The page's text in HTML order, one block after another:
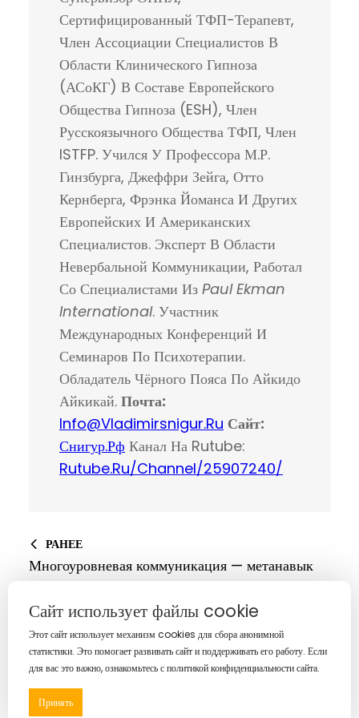
Сертифицированный ТФП-Терапевт,
Член Ассоциации Специалистов В
Области Клинического Гипноза
(АСоКГ) В Составе Европейского
Общества Гипноза (ESH), Член
Русскоязычного Общества ТФП, Член
ISTFP. Учился У Профессора М.Р.
Гинзбурга, Джеффри Зейга, Отто
Кернберга, Фрэнка Йоманса И Других
Европейских И Американских
Специалистов. Эксперт В Области
Невербальной Коммуникации, Работал
Со Специалистами Из Paul Ekman
International. Участник
Международных Конференций И
Семинаров По Психотерапии.
Обладатель Чёрного Пояса По Айкидо
Айкикай. Почта:
Info@vladimirsnigur.ru Сайт:
Снигур.рф Канал На Rutube:
Rutube.ru/channel/25907240/
РАНЕЕ
Многоуровневая коммуникация — метанавык
ДАЛЬШЕ
Сад ценностей | Трансовое упражнение
Сайт использует файлы cookie
Этот сайт использует механизм cookies для сбора анонимной
статистики. Это помогает развивать сайт и поддерживать его работу. Если
для вас это важно, ознакомьтесь с политикой конфиденциальности сайта.
Принять